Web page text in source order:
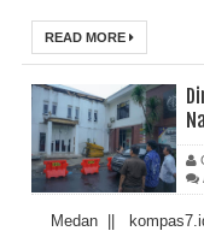
READ MORE
Medan ||